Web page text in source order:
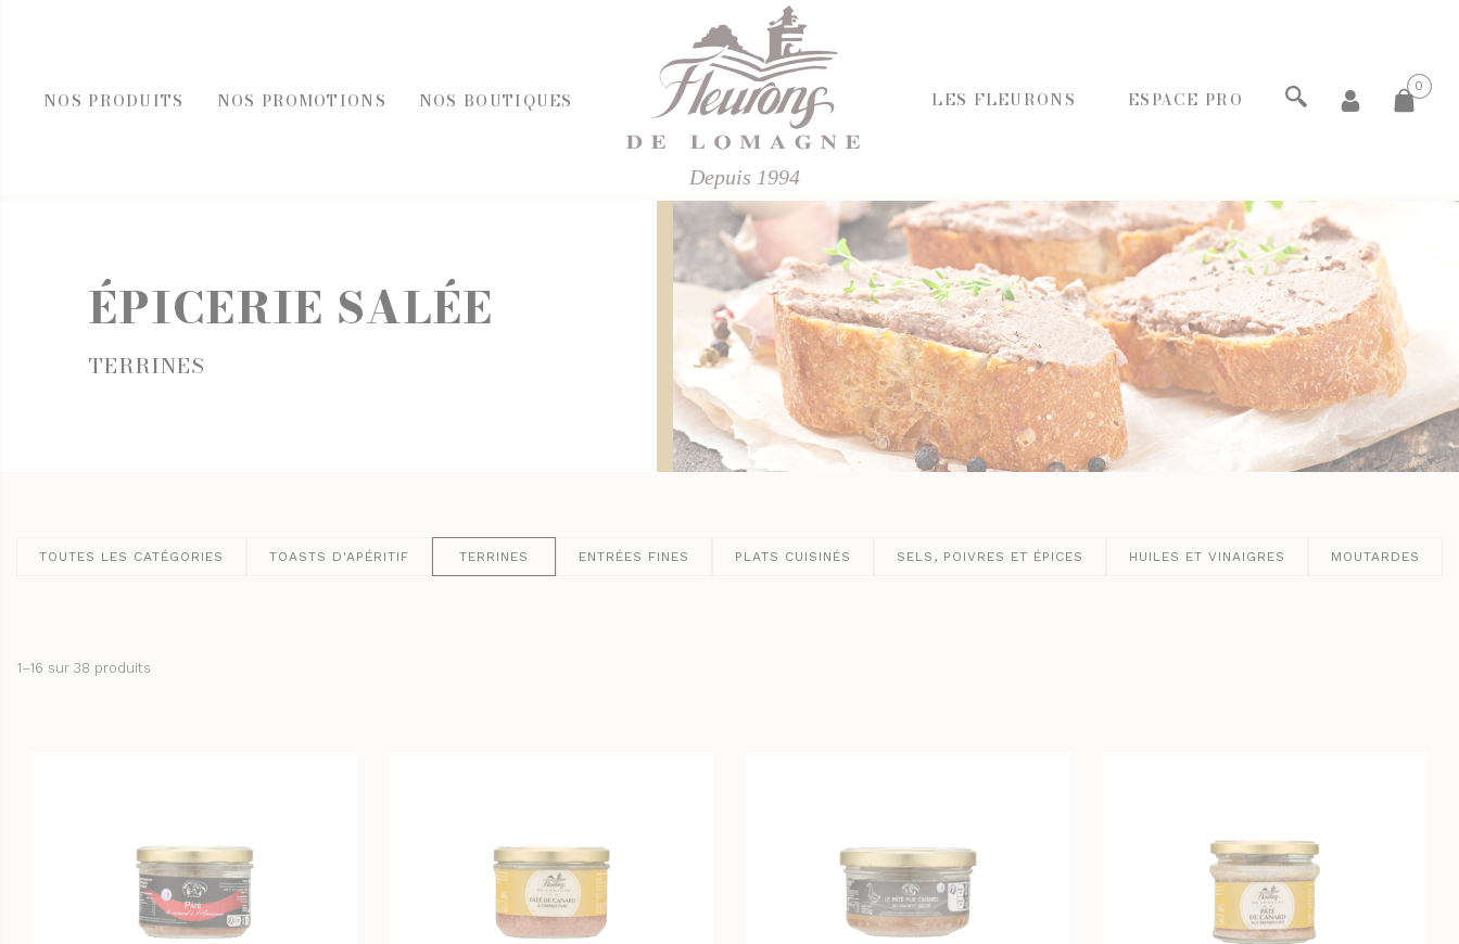
NOS PRODUITS NOS PROMOTIONS NOS BOUTIQUES
Depuis 1994
LES FLEURONS ESPACE PRO
0
FOIES GRAS, ÉPICERIE ET FROMAGES
FOIE GRAS
ACCOMPAGNEMENT FOIE GRAS
ENTRÉES AU FOIE GRAS
ÉPICERIE SALÉE
TOASTS D'APÉRITIF
ÉPICERIE SUCRÉE
BISCUITS ET GÂTEAUX
CHOCOLATS ET SPÉCIALITÉS
CONFITURES
DESSERTS
FRUITS AU SIROP OU ALCOOL
JUS ET SIROPS
MIELS
PANIERS GOURMANDS
MOINS DE 20€
ENTRE 20€ ET 50€
PLUS DE 50€
FROMAGERIE
À commander et retirer en boutique
APÉRITIFS
RECHERCHER
ÉPICERIE SALÉE
TERRINES
TOUTES LES CATÉGORIES TOASTS D'APÉRITIF TERRINES ENTRÉES FINES PLATS CUISINÉS SELS, POIVRES ET ÉPICES HUILES ET VINAIGRES MOUTARDES
1–16 sur 38 produits